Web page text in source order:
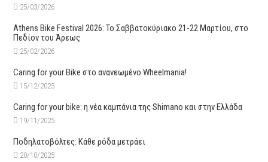
25/03/2026
Athens Bike Festival 2026: To Σαββατοκύριακο 21-22 Μαρτίου, στο
Πεδίον του Άρεως
25/02/2026
Caring for your Bike στο ανανεωμένο Wheelmania!
15/12/2025
Caring for your bike: η νέα καμπάνια της Shimano και στην Ελλάδα
19/11/2025
Ποδηλατοβόλτες: Κάθε ρόδα μετράει
20/10/2025